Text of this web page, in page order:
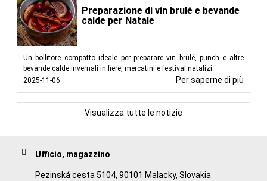
Preparazione di vin brulé e bevande
calde per Natale
Un bollitore compatto ideale per preparare vin brulé, punch e altre
bevande calde invernali in fiere, mercatini e festival natalizi.
2025-11-06
Per saperne di più
Visualizza tutte le notizie
Ufficio, magazzino
Pezinská cesta 5104, 90101 Malacky, Slovakia